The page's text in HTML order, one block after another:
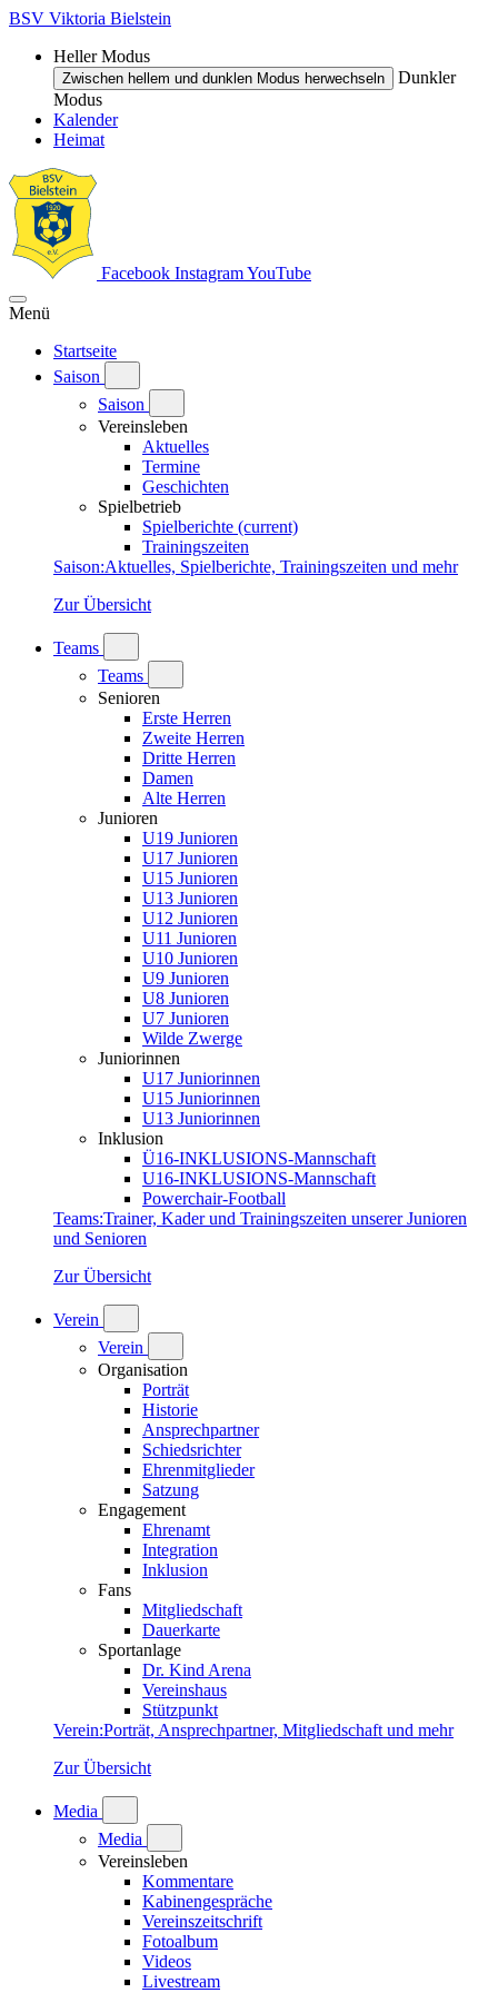
BSV Viktoria Bielstein
Heller Modus
Zwischen hellem und dunklen Modus herwechseln
Dunkler
Modus
Kalender
Heimat
Facebook InstagramYouTube
Menü
Startseite
Saison
Saison
Vereinsleben
Aktuelles
Termine
Geschichten
Spielbetrieb
Spielberichte (current)
Trainingszeiten
Saison:Aktuelles, Spielberichte, Trainingszeiten und mehr
Zur Übersicht
Teams
Teams
Senioren
Erste Herren
Zweite Herren
Dritte Herren
Damen
Alte Herren
Junioren
U19 Junioren
U17 Junioren
U15 Junioren
U13 Junioren
U12 Junioren
U11 Junioren
U10 Junioren
U9 Junioren
U8 Junioren
U7 Junioren
Wilde Zwerge
Juniorinnen
U17 Juniorinnen
U15 Juniorinnen
U13 Juniorinnen
Inklusion
Ü16-INKLUSIONS-Mannschaft
U16-INKLUSIONS-Mannschaft
Powerchair-Football
Teams:Trainer, Kader und Trainingszeiten unserer Junioren
und Senioren
Zur Übersicht
Verein
Verein
Organisation
Porträt
Historie
Ansprechpartner
Schiedsrichter
Ehrenmitglieder
Satzung
Engagement
Ehrenamt
Integration
Inklusion
Fans
Mitgliedschaft
Dauerkarte
Sportanlage
Dr. Kind Arena
Vereinshaus
Stützpunkt
Verein:Porträt, Ansprechpartner, Mitgliedschaft und mehr
Zur Übersicht
Media
Media
Vereinsleben
Kommentare
Kabinengespräche
Vereinszeitschrift
Fotoalbum
Videos
Livestream